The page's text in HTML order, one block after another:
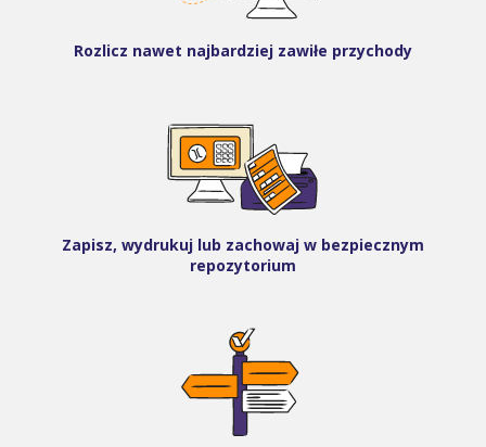
Rozlicz nawet najbardziej zawiłe przychody
Zapisz, wydrukuj lub zachowaj w bezpiecznym
repozytorium